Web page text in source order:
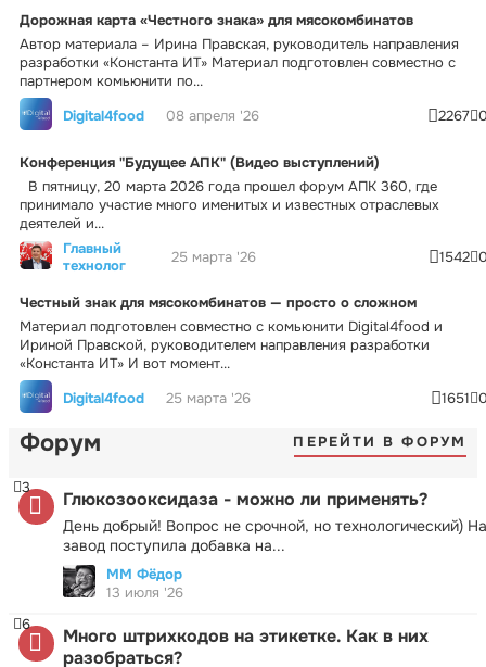
Дорожная карта «Честного знака» для мясокомбинатов
Автор материала – Ирина Правская, руководитель направления
разработки «Константа ИТ» Материал подготовлен совместно с
партнером комьюнити по...
Digital4food
08 апреля '26 2267
Конференция "Будущее АПК" (Видео выступлений)
В пятницу, 20 марта 2026 года прошел форум АПК 360, где
принимало участие много именитых и известных отраслевых
деятелей и...
Главный
технолог
25 марта '26 1542
Честный знак для мясокомбинатов — просто о сложном
Материал подготовлен совместно с комьюнити Digital4food и
Ириной Правской, руководителем направления разработки
«Константа ИТ» И вот момент...
Digital4food
25 марта '26 1651
Форум ПЕРЕЙТИ В ФОРУМ
Глюкозооксидаза - можно ли применять?
День добрый! Вопрос не срочной, но технологический) На
завод поступила добавка на...
3
ММ Фёдор
13 июля '26
Много штрихкодов на этикетке. Как в них
разобраться?
6